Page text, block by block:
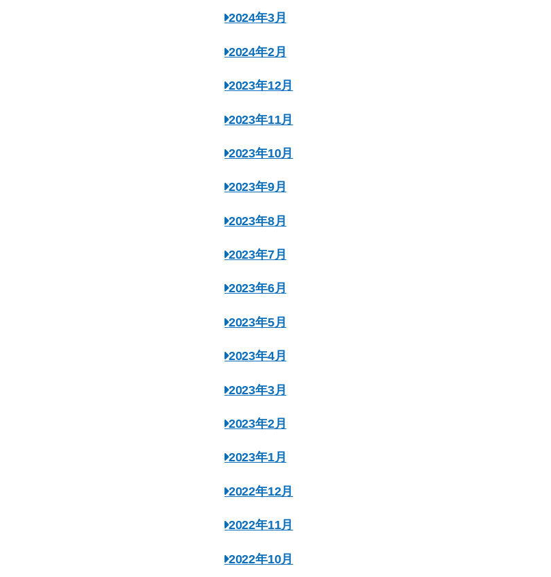
2024年3月
2024年2月
2023年12月
2023年11月
2023年10月
2023年9月
2023年8月
2023年7月
2023年6月
2023年5月
2023年4月
2023年3月
2023年2月
2023年1月
2022年12月
2022年11月
2022年10月